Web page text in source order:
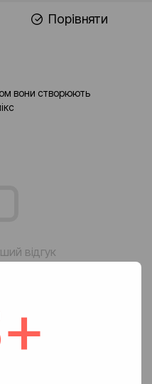
Порівняти
вони створюють
відгук
Повернення